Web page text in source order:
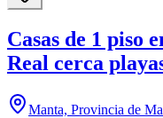
Casas de 1 piso
Real cerca
Manta, Provincia de